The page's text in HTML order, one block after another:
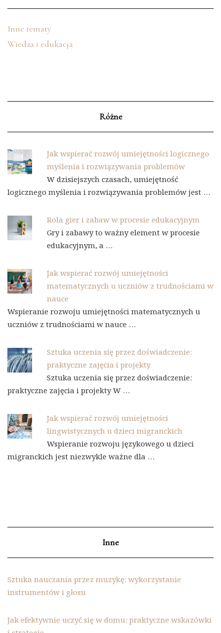
Inne tematy
Wiedza i edukacja
Różne
Jak wspierać rozwój umiejętności logicznego
myślenia i rozwiązywania problemów
W dzisiejszych czasach, umiejętność
logicznego myślenia i rozwiązywania problemów jest …
Rola gier i zabaw w procesie edukacyjnym
Gry i zabawy to ważny element w procesie
edukacyjnym, a …
Jak wspierać rozwój umiejętności
matematycznych u uczniów z trudnościami w
nauce
Wspieranie rozwoju umiejętności matematycznych u
uczniów z trudnościami w nauce …
Sztuka uczenia się przez doświadczenie:
praktyczne zajęcia i projekty
Sztuka uczenia się przez doświadczenie:
praktyczne zajęcia i projekty W …
Jak wspierać rozwój umiejętności
lingwistycznych u dzieci migranckich
Wspieranie rozwoju językowego u dzieci
migranckich jest niezwykle ważne dla …
Inne
Sztuka nauczania przez muzykę: wykorzystanie
instrumentów i głosu
Jak efektywnie uczyć się w domu: praktyczne wskazówki